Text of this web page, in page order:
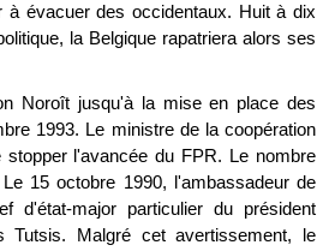
à évacuer des occidentaux. Huit à dix
la Belgique rapatriera alors ses
Noroît jusqu'à la mise en place des
1993. Le ministre de la coopération
l'avancée du FPR. Le nombre
15 octobre 1990, l'ambassadeur de
d'état-major particulier du président
Tutsis. Malgré cet avertissement, le